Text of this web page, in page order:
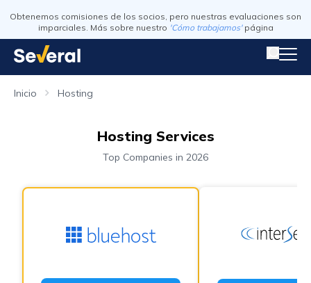
Obtenemos comisiones de los socios, pero nuestras evaluaciones son
imparciales. Más sobre nuestro 'Cómo trabajamos' página
Inicio Hosting
Hosting Services
Top Companies in 2026